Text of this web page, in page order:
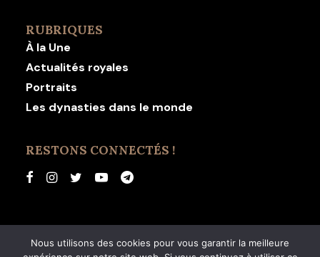
RUBRIQUES
À la Une
Actualités royales
Portraits
Les dynasties dans le monde
RESTONS CONNECTÉS !
Nous utilisons des cookies pour vous garantir la meilleure